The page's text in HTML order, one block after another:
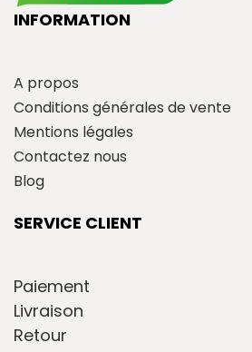
INFORMATION
A propos
Conditions générales de vente
Mentions légales
Contactez nous
Blog
SERVICE CLIENT
Paiement
Livraison
Retour